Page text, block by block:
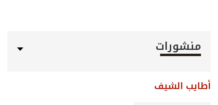
منشورات
أطايب الشيف